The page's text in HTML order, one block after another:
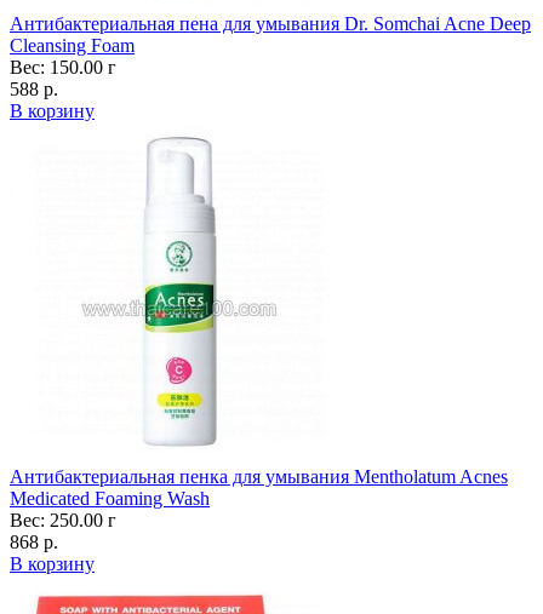
Антибактериальная пена для умывания Dr. Somchai Acne Deep
Cleansing Foam
Вес: 150.00 г
588 р.
В корзину
Антибактериальная пенка для умывания Mentholatum Acnes
Medicated Foaming Wash
Вес: 250.00 г
868 р.
В корзину